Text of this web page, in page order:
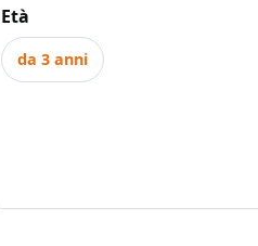
Età
da 3 anni